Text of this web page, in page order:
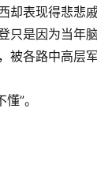
却表现得悲悲
只是因为当年
各路中高层
”。